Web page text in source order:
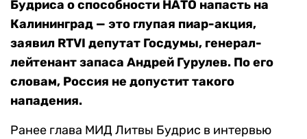
Будриса о способности НАТО напасть на
Калининград — это глупая пиар-акция,
заявил RTVI депутат Госдумы, генерал-
лейтенант запаса Андрей Гурулев. По его
словам, Россия не допустит такого
нападения.
Ранее глава МИД Литвы Будрис в интервью